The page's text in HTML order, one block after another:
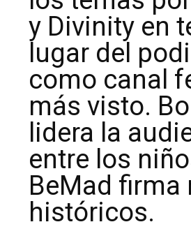
y Divinity en
lugar del
como canal
más visto.
lidera la
entre los
BeMad firma
históricos.